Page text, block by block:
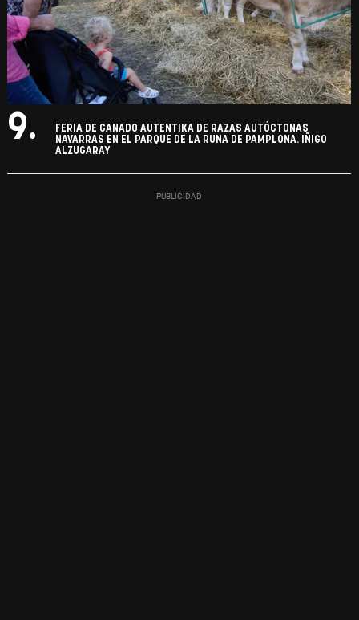
9.
FERIA DE GANADO AUTENTIKA DE RAZAS AUTÓCTONAS
NAVARRAS EN EL PARQUE DE LA RUNA DE PAMPLONA. IÑIGO
ALZUGARAY